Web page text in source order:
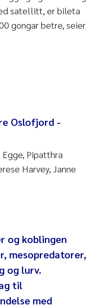
satellitt, er bileta
gongar betre, seier
Oslofjord -
Pipatthra
Harvey, Janne
og koblingen
mesopredatorer,
og lurv.
til
med